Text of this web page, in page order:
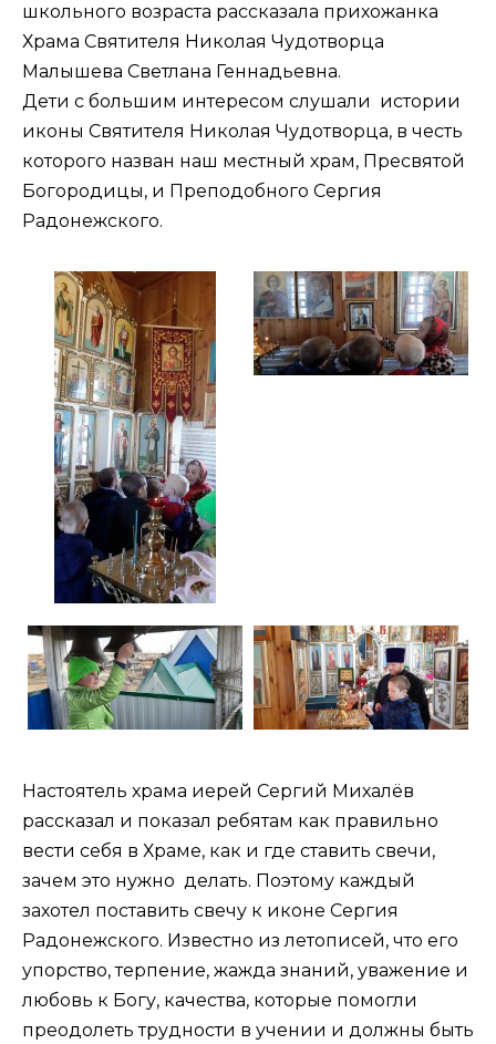
школьного возраста рассказала прихожанка
Храма Святителя Николая Чудотворца
Малышева Светлана Геннадьевна.
Дети с большим интересом слушали истории
иконы Святителя Николая Чудотворца, в честь
которого назван наш местный храм, Пресвятой
Богородицы, и Преподобного Сергия
Радонежского.
Настоятель храма иерей Сергий Михалёв
рассказал и показал ребятам как правильно
вести себя в Храме, как и где ставить свечи,
зачем это нужно делать. Поэтому каждый
захотел поставить свечу к иконе Сергия
Радонежского. Известно из летописей, что его
упорство, терпение, жажда знаний, уважение и
любовь к Богу, качества, которые помогли
преодолеть трудности в учении и должны быть